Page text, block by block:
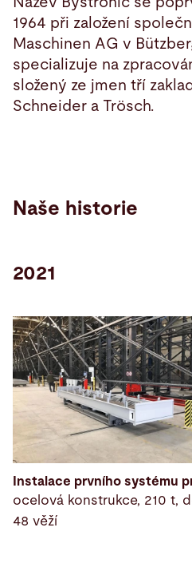
1964 při založení
Maschinen AG v
specializuje na
složený ze jmen tří
Schneider a Trösch.
Naše historie
2021
Instalace prvního systému
ocelová konstrukce, 210 t,
48 věží